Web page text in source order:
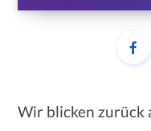
Wir blicken zurück